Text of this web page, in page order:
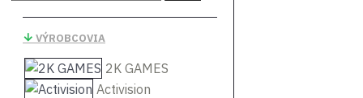
VÝROBCOVIA
2K GAMES
Activision